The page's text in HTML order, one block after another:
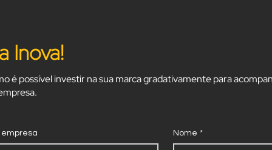
Inova!
é possível investir na sua marca gradativamente para
Nome *